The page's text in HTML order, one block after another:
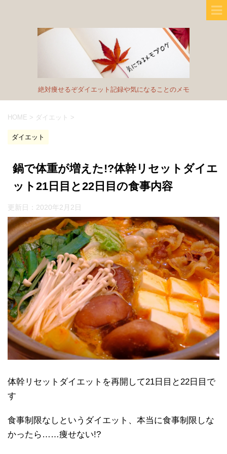
絶対痩せるぞダイエット記録や気になることのメモ
HOME > ダイエット >
ダイエット
鍋で体重が増えた!?体幹リセットダイエ
ット21日目と22日目の食事内容
更新日： 2020年2月2日
体幹リセットダイエットを再開して21日目と22日目で
す
食事制限なしというダイエット、本当に食事制限しな
かったら……痩せない!?